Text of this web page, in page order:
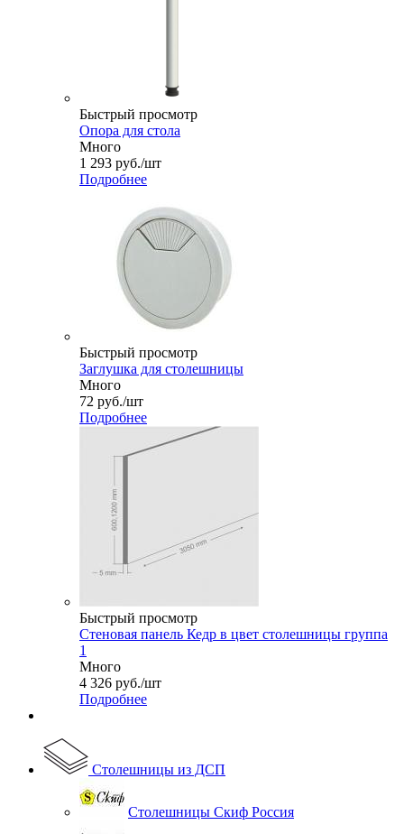
Быстрый просмотр
Опора для стола
Много
1 293 руб./шт
Подробнее
Быстрый просмотр
Заглушка для столешницы
Много
72 руб./шт
Подробнее
Быстрый просмотр
Стеновая панель Кедр в цвет столешницы группа
1
Много
4 326 руб./шт
Подробнее
Столешницы из ДСП
Столешницы Скиф Россия